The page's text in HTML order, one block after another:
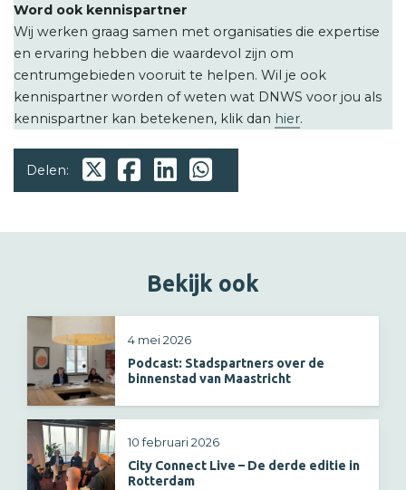
Word ook kennispartner
Wij werken graag samen met organisaties die expertise
en ervaring hebben die waardevol zijn om
centrumgebieden vooruit te helpen. Wil je ook
kennispartner worden of weten wat DNWS voor jou als
kennispartner kan betekenen, klik dan hier.
Delen:
Bekijk ook
Podcast: Stadspartners over de
binnenstad van Maastricht
4 mei 2026
City Connect Live – De derde editie in
Rotterdam
10 februari 2026